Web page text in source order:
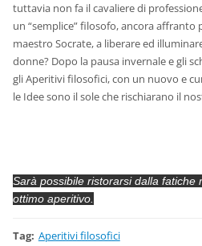
tuttavia non fa il cavaliere di
un “semplice” filosofo, ancora affranto
maestro Socrate, a liberare ed
donne? Dopo la pausa invernale e gli
gli Aperitivi filosofici, con un nuovo e
le Idee sono il sole che rischiarano il
Sarà possibile ristorarsi dalla fatiche
ottimo aperitivo.
Tag: Aperitivi filosofici